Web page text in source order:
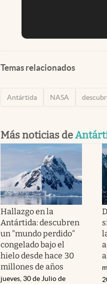
Temas relacionados
Antártida NASA
Más noticias de
Hallazgo en la
Antártida: descubren
un "mundo perdido"
congelado bajo el
hielo desde hace 30
millones de años
jueves, 30 de Julio de